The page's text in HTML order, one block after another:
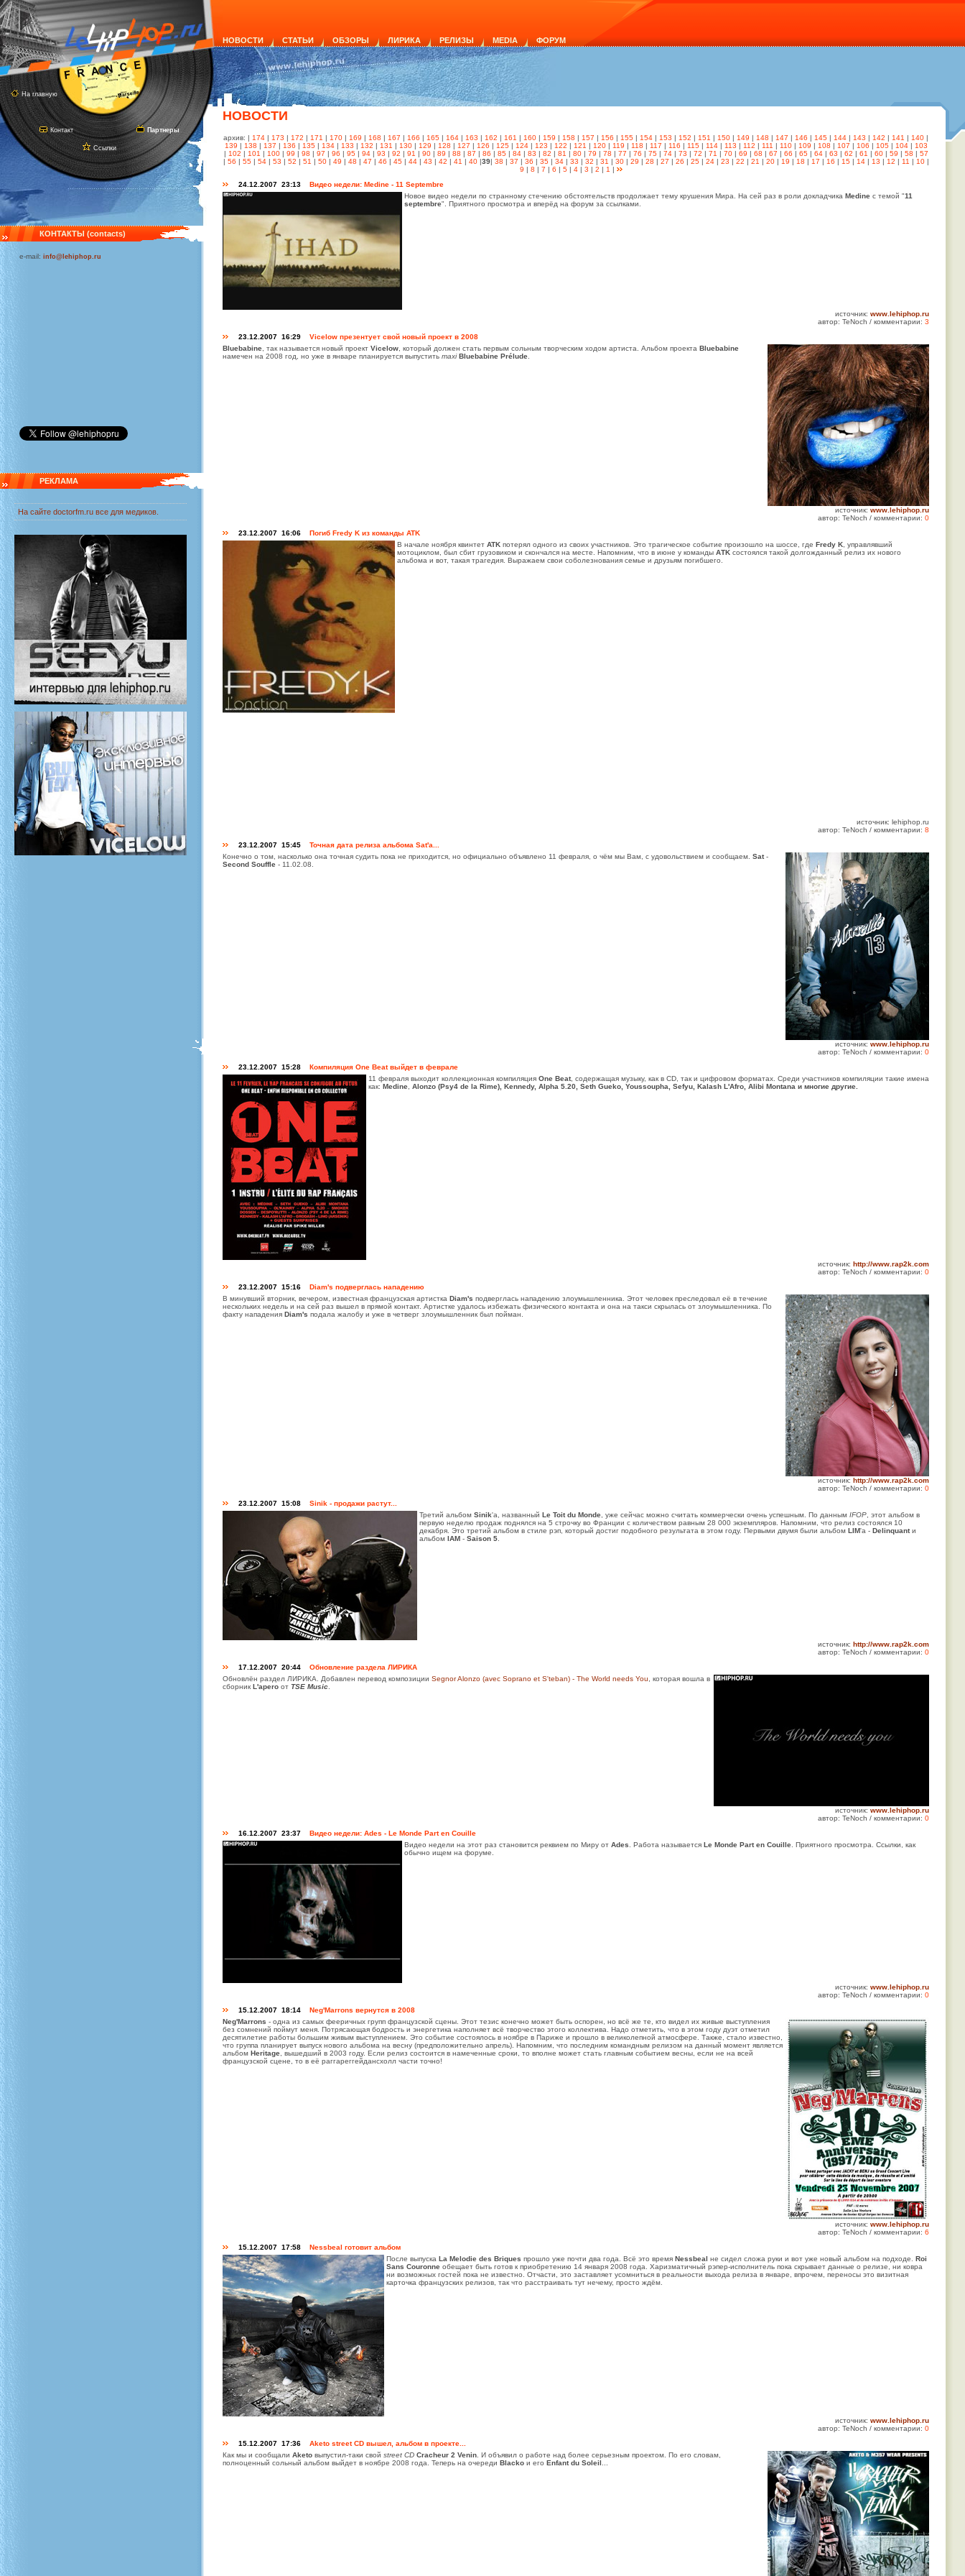
На главную
Контакт
Ссылки
Партнеры
НОВОСТИ СТАТЬИ ОБЗОРЫ ЛИРИКА РЕЛИЗЫ MEDIA ФОРУМ
НОВОСТИ
КОНТАКТЫ (contacts)
e-mail: info@lehiphop.ru
РЕКЛАМА
На сайте doctorfm.ru все для медиков.
архив: | 174 | 173 | 172 | 171 | 170 | 169 | 168 | 167 | 166 | 165 | 164 | 163 | 162 | 161 | 160 | 159 | 158 | 157 | 156 | 155 | 154 | 153 | 152 | 151 | 150 | 149 | 148 | 147 | 146 | 145 | 144 | 143 | 142 | 141 | 140 |
139 | 138 | 137 | 136 | 135| 134| 133 | 132 | 131 | 130| 129 | 128 | 127 | 126 | 125| 124| 123 | 122 | 121 | 120| 119 | 118 | 117 | 116 | 115| 114| 113 | 112 | 111 | 110| 109 | 108 | 107 | 106 | 105| 104| 103
| 102 | 101 | 100| 99 | 98 | 97 | 96 | 95| 94| 93 | 92 | 91 | 90| 89 | 88 | 87 | 86 | 85| 84| 83 | 82 | 81 | 80| 79 | 78 | 77 | 76 | 75| 74| 73 | 72 | 71 | 70| 69 | 68 | 67 | 66 | 65| 64| 63 | 62 | 61 | 60| 59 | 58 | 57
| 56 | 55| 54| 53 | 52 | 51 | 50| 49 | 48 | 47 | 46 | 45| 44| 43 | 42 | 41 | 40|39| 38 | 37 | 36 | 35| 34| 33 | 32 | 31 | 30| 29 | 28 | 27 | 26 | 25| 24| 23 | 22 | 21 | 20| 19 | 18 | 17 | 16 | 15| 14| 13 | 12 | 11 | 10|
9 | 8 | 7 | 6 | 5| 4| 3 | 2 | 1 |
24.12.2007 23:13 Видео недели: Medine - 11 Septembre
Новое видео недели по странному стечению обстоятельств продолжает тему крушения Мира. На сей раз в роли докладчика Medine с темой "11
septembre". Приятного просмотра и вперёд на форум за ссылками.
источник: www.lehiphop.ru
автор: TeNoch / комментарии: 3
23.12.2007 16:29 Vicelow презентует свой новый проект в 2008
Bluebabine , так называется новый проект Vicelow , который должен стать первым сольным творческим ходом артиста. Альбом проекта Bluebabine
намечен на 2008 год, но уже в январе планируется выпустить maxi Bluebabine Prélude
источник: www.lehiphop.ru
автор: TeNoch / комментарии: 0
23.12.2007 16:06 Погиб Fredy K из команды ATK
В начале ноября квинтет ATK потерял одного из своих участников. Это трагическое событие произошло на шоссе, где Fredy K , управлявший
мотоциклом, был сбит грузовиком и скончался на месте. Напомним, что в июне у команды AТK состоялся такой долгожданный релиз их нового
альбома и вот, такая трагедия. Выражаем свои соболезнования семье и друзьям погибшего.
источник: lehiphop.ru
автор: TeNoch / комментарии: 8
23.12.2007 15:45 Точная дата релиза альбома Sat'а...
Конечно о том, насколько она точная судить пока не приходится, но официально объявлено 11 февраля, о чём мы Вам, с удовольствием и сообщаем. Sat-
Second Souffle - 11.02.08.
источник: www.lehiphop.ru
автор: TeNoch / комментарии: 0
23.12.2007 15:28 Компиляция One Beat выйдет в феврале
11 февраля выходит коллекционная компиляция One Beat, содержащая музыку, как в CD, так и цифровом форматах. Среди участников компиляции такие имена
как: Medine Alonzo (Psy4 de la Rime), Kennedy, Alpha 5.20 Seth Gueko Youssoupha Sefyu Kalash L'Afro Alibi Montana и многие другие.
источник: http://www.rap2k.com
автор: TeNoch / комментарии: 0
23.12.2007 15:16 Diam's подверглась нападению
В минувший вторник, вечером, известная французская артистка Diam's подверглась нападению злоумышленника. Этот человек преследовал её в течение
нескольких недель и на сей раз вышел в прямой контакт. Артистке удалось избежать физического контакта и она на такси скрылась от злоумышленника. По
факту нападения Diam's подала жалобу и уже в четверг злоумышленник был пойман.
источник: http://www.rap2k.com
автор: TeNoch / комментарии: 0
23.12.2007 15:08 Sinik - продажи растут...
Третий альбом Sinik'a, названный Le Toit du Monde , уже сейчас можно считать коммерчески очень успешным. По данным IFOP , этот альбом в
первую неделю продаж поднялся на 5 строчку во Франции с количеством равным 28 000 экземпляров. Напомним, что релиз состоялся 10
декабря. Это третий альбом в стиле рэп, который достиг подобного результата в этом году. Первыми двумя были альбом LIM'а - Delinquantи
альбом IAM - Saison 5
источник: http://www.rap2k.com
автор: TeNoch / комментарии: 0
17.12.2007 20:44 Обновление раздела ЛИРИКА
Обновлён раздел ЛИРИКА. Добавлен перевод композиции Segnor Alonzo (avec Soprano et S'teban) - The World needs You , которая вошла в
сборник L'apero от TSE Music
источник: www.lehiphop.ru
автор: TeNoch / комментарии: 0
16.12.2007 23:37 Видео недели: Ades - Le Monde Part en Couille
Видео недели на этот раз становится реквием по Миру от Ades . Работа называется Le Monde Part en Couille . Приятного просмотра. Ссылки, как
обычно ищем на форуме.
источник: www.lehiphop.ru
автор: TeNoch / комментарии: 0
15.12.2007 18:14 Neg'Marrons вернутся в 2008
Neg'Marrons - одна из самых фееричных групп французской сцены. Этот тезис конечно может быть оспорен, но всё же те, кто видел их живые выступления
без сомнений поймут меня. Потрясающая бодрость и энергетика наполняет всё творчество этого коллектива. Надо отметить, что в этом году дуэт отметил
десятилетие работы большим живым выступлением. Это событие состоялось в ноябре в Париже и прошло в великолепной атмосфере. Также, стало известно,
что группа планирует выпуск нового альбома на весну (предположительно апрель). Напомним, что последним командным релизом на данный момент является
альбом Heritage , вышедший в 2003 году. Если релиз состоится в намеченные сроки, то вполне может стать главным событием весны, если не на всей
французской сцене, то в её раггареггейдансхолл части точно!
источник: www.lehiphop.ru
автор: TeNoch / комментарии: 6
15.12.2007 17:58 Nessbeal готовит альбом
После выпуска La Melodie des Briques прошло уже почти два года. Всё это время Nessbeal не сидел сложа руки и вот уже новый альбом на подходе. Roi
Sans Couronne обещает быть готов к приобретению 14 января 2008 года. Харизматичный рэпер-исполнитель пока скрывает данные о релизе, ни ковра
ни возможных гостей пока не известно. Отчасти, это заставляет усомниться в реальности выхода релиза в январе, впрочем, переносы это визитная
карточка французских релизов, так что расстраивать тут нечему, просто ждём.
источник: www.lehiphop.ru
автор: TeNoch / комментарии: 0
15.12.2007 17:36 Aketo street CD вышел, альбом в проекте...
Как мы и сообщали Aketo выпустил-таки свой street CD Cracheur 2 Venin . И объявил о работе над более серьезным проектом. По его словам,
полноценный сольный альбом выйдет в ноябре 2008 года. Теперь на очереди Blacko и его Enfant du Soleil